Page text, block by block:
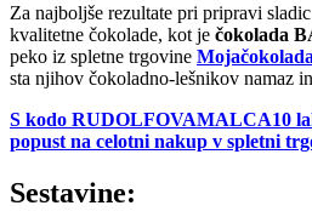
Za najboljše rezultate pri pripravi
kvalitetne čokolade, kot je čokolada
peko iz spletne trgovine
sta njihov čokoladno-lešnikov namaz
S kodo RUDOLFOVAMALCA10
popust na celotni nakup v spletni
Sestavine: